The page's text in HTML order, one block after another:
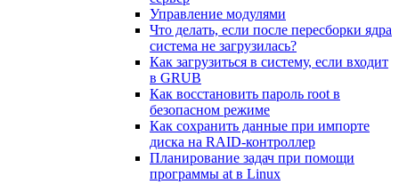
Управление модулями
Что делать, если после пересборки ядра
система не загрузилась?
Как загрузиться в систему, если входит
в GRUB
Как восстановить пароль root в
безопасном режиме
Как сохранить данные при импорте
диска на RAID-контроллер
Планирование задач при помощи
программы at в Linux